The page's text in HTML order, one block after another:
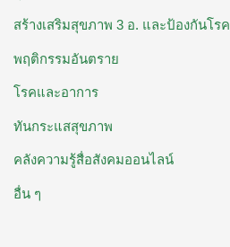
สร้างเสริมสุขภาพ 3 อ. ​และป้องกันโรค
พฤติกรรมอันตราย
โรคและอาการ
ทันกระแสสุขภาพ
คลังความรู้สื่อสังคมออนไลน์
อื่น ๆ